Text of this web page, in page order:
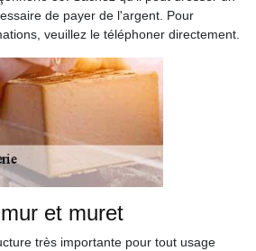
de payer de l'argent. Pour
veuillez le téléphoner directement.
et muret
très importante pour tout usage